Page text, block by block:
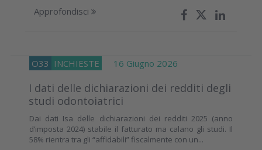
Approfondisci
O33 INCHIESTE 16 Giugno 2026
I dati delle dichiarazioni dei redditi degli
studi odontoiatrici
Dai dati Isa delle dichiarazioni dei redditi 2025 (anno
d’imposta 2024) stabile il fatturato ma calano gli studi. Il
58% rientra tra gli “affidabili” fiscalmente con un...